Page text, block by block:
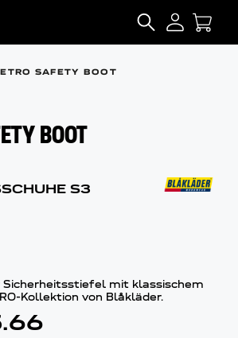
SEARCH
SAFETY BOOT
BOOT
S3
Sicherheitsstiefel mit klassischem
Kollektion von Blåkläder.